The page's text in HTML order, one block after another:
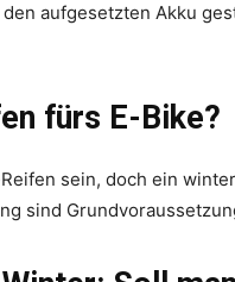
aufgesetzten Akku
fürs E-Bike?
sein, doch ein
sind